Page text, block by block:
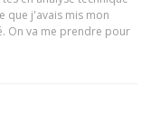
que j'avais mis mon
On va me prendre pour